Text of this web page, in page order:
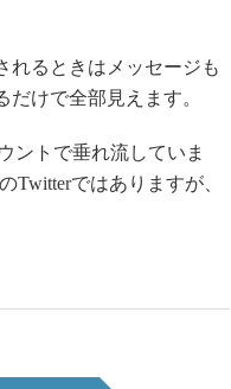
れるときはメッセージも
けで全部見えます。
ントで垂れ流していま
Twitterではありますが、